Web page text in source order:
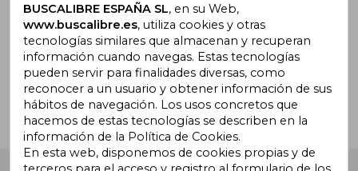
¿Necesitas ayuda?
Ir a Centro de Soporte
BUSCALIBRE ESPAÑA SL, en su Web,
www.buscalibre.es, utiliza cookies y otras
tecnologías similares que almacenan y recuperan
información cuando navegas. Estas tecnologías
pueden servir para finalidades diversas, como
reconocer a un usuario y obtener información de sus
hábitos de navegación. Los usos concretos que
hacemos de estas tecnologías se describen en la
información de la Política de Cookies.
En esta web, disponemos de cookies propias y de